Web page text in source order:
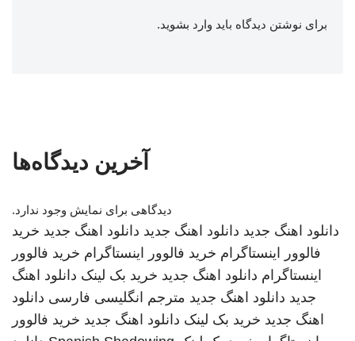
برای نوشتن دیدگاه باید وارد بشوید.
آخرین دیدگاه‌ها
دیدگاهی برای نمایش وجود ندارد.
دانلود اهنگ جدید دانلود اهنگ جدید دانلود اهنگ جدید خرید
فالوور اینستاگرام خرید فالوور اینستاگرام خرید فالوور
اینستاگرام دانلود اهنگ جدید خرید بک لینک دانلود اهنگ
جدید دانلود اهنگ جدید مترجم انگلیسی فارسی دانلود
اهنگ جدید خرید بک لینک دانلود اهنگ جدید خرید فالوور